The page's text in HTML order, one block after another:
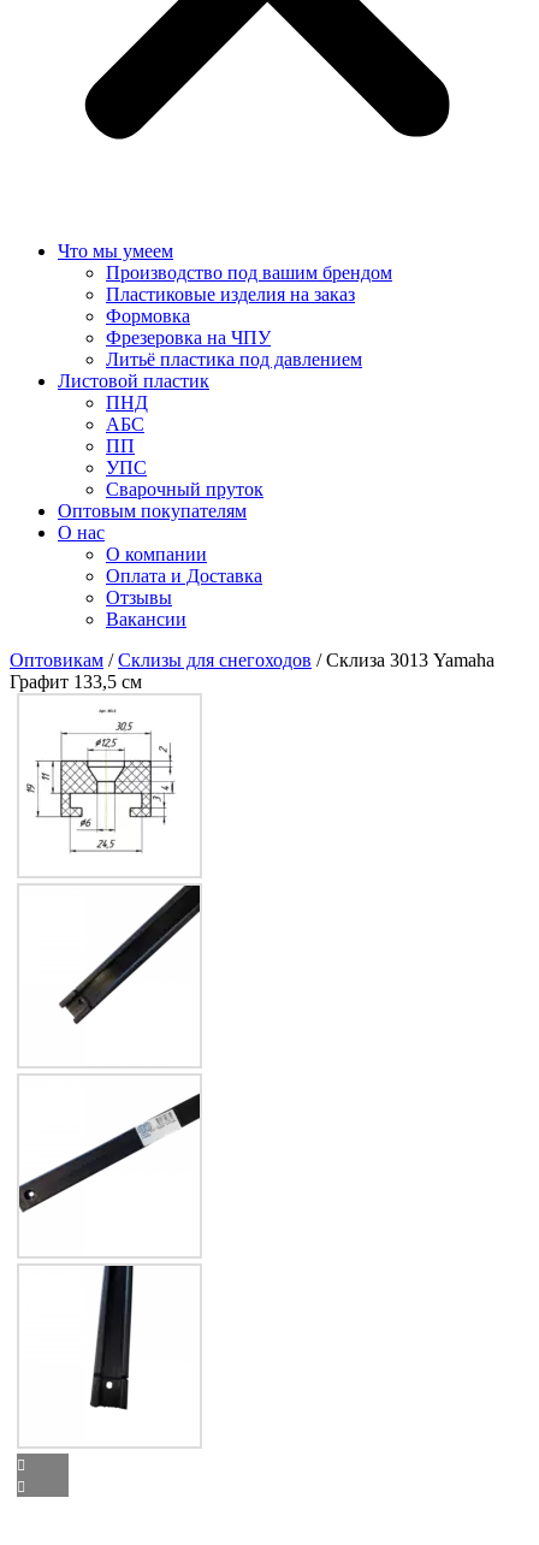
Что мы умеем
Производство под вашим брендом
Пластиковые изделия на заказ
Формовка
Фрезеровка на ЧПУ
Литьё пластика под давлением
Листовой пластик
ПНД
АБС
ПП
УПС
Сварочный пруток
Оптовым покупателям
О нас
О компании
Оплата и Доставка
Отзывы
Вакансии
Оптовикам /Склизы для снегоходов / Склиза 3013 Yamaha
Графит 133,5 см